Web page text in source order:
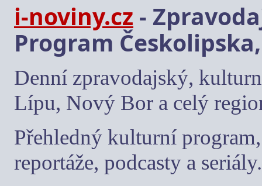
i-noviny.cz -
Program
Denní zpravodajský,
Lípu, Nový Bor a celý
Přehledný kulturní
reportáže, podcasty a seriály.